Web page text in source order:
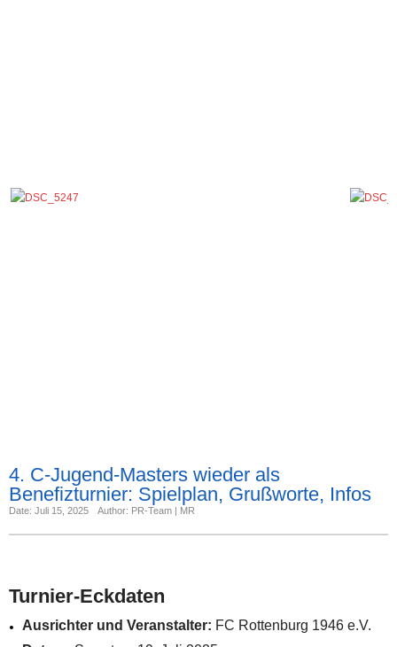
4. C-Jugend-Masters wieder als
Benefizturnier: Spielplan, Grußworte, Infos
Date: Juli 15, 2025 Author: PR-Team | MR
Turnier-Eckdaten
Ausrichter und Veranstalter: FC Rottenburg 1946 e.V.